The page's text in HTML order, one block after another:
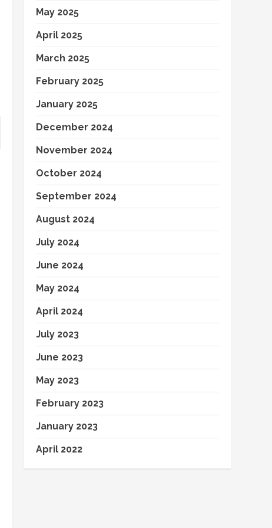
May 2025
April 2025
March 2025
February 2025
January 2025
December 2024
November 2024
October 2024
September 2024
August 2024
July 2024
June 2024
May 2024
April 2024
July 2023
June 2023
May 2023
February 2023
January 2023
April 2022